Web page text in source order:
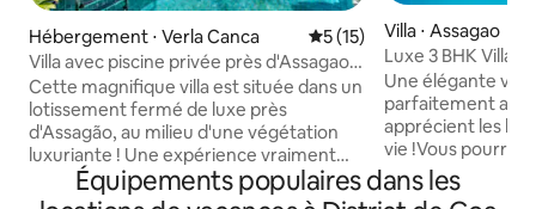
Hébergement ⋅ Verla Canca Évaluation moyenne sur la
5 (15)
Villa avec piscine privée près d'Assagao,
à 10 min d'Anjuna
Cette magnifique villa est située dans un
lotissement fermé de luxe près
d'Assagão, au milieu d'une végétation
luxuriante ! Une expérience vraiment
digne d'Instagram ! La villa dispose d'un
salon spacieux et de 2 chambres avec
Villa ⋅ Assagao
Luxe 3 BHK Villa,
Une élégante
parfaitement
apprécient les
vie !Vous pourrez
de la piscine,
terrasse ou faire
Équipements populaires dans les